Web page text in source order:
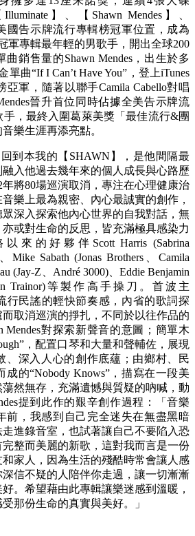
】、【Shawn Mendes】、
國告示牌流行專輯榜冠軍位置，成為
軍專輯最年輕的男歌手，開出全球200
曲銷售量的Shawn Mendes，出生於多
單曲“If I Can’t Have You”，登上iTunes
軍，隨著以聯手Camila Cabello對唱
晉升首位同時佔據全美告示牌流
，最終入圍葛萊美獎「最佳流行&團
樂生涯再添亮點。
到本我的【SHAWN】，是他間隔最
入他過去幾年來的個人成長與心路歷
將80場巡演取消，專注在心理健康治
樂上最為親密、內心最誠實的創作，
深入探索他內心世界的自我對話，無
或對生命的反思，皆充滿極具感染力
來的好夥伴Scott Harris (Sabrina
Mike Sabath (Jonas Brothers、Camila
(Jay-Z、André 3000)、Eddie Benjamin
Trainor)等製作高手操刀。首波主
行民謠的輕快節奏感，內省的歌詞探
取消巡演的掙扎，不同於以往作品的
Mendes對探索新聲音的意圖；簡單木
，配置口琴和大量和聲輔佐，展現
、深入人心的創作底蘊；由鄉村、民
的“Nobody Knows”，描寫在一段美
然無存，充滿遺憾與質疑的吶喊，動
提到此作的艱辛創作過程：「音樂
前，我感到自己完全迷失在無盡黑暗
進錄音室，也試著讓自己不要陷入恐
整而美麗的新歌，這對我而言是一份
家人，因為生活的殘酷時常會讓人感
信不疑的人陪伴你走過，讓一切漸漸
。希望藉由此專輯讓樂迷感到溫暖，
那份生命的真實與美好。」